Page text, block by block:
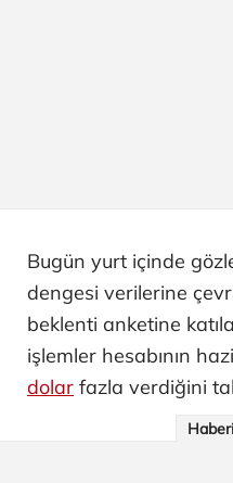
Bugün yurt içinde
dengesi verilerine
beklenti anketine
işlemler hesabının
dolar fazla verdiğini